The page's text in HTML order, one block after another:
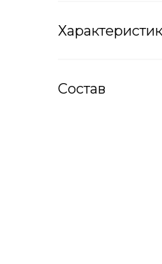
Состав